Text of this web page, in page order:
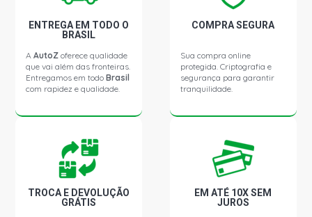
ENTREGA EM TODO O
BRASIL
AAutoZ oferece qualidade
que vai além das fronteiras.
Entregamos em todoBrasil
com rapidez e qualidade.
COMPRA SEGURA
Sua compra online
protegida. Criptografia e
segurança para garantir
tranquilidade.
TROCA E DEVOLUÇÃO
GRÁTIS
EM ATÉ 10X SEM
JUROS